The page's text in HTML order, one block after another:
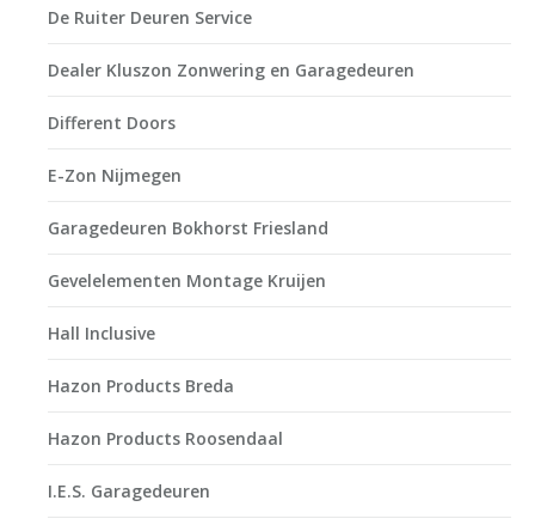
De Ruiter Deuren Service
Dealer Kluszon Zonwering en Garagedeuren
Different Doors
E-Zon Nijmegen
Garagedeuren Bokhorst Friesland
Gevelelementen Montage Kruijen
Hall Inclusive
Hazon Products Breda
Hazon Products Roosendaal
I.E.S. Garagedeuren